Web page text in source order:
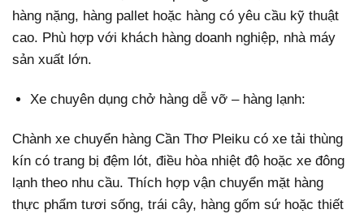
hàng nặng, hàng pallet hoặc hàng có yêu cầu kỹ thuật
cao. Phù hợp với khách hàng doanh nghiệp, nhà máy
sản xuất lớn.
Xe chuyên dụng chở hàng dễ vỡ – hàng lạnh:
Chành xe chuyển hàng Cần Thơ Pleiku có xe tải thùng
kín có trang bị đệm lót, điều hòa nhiệt độ hoặc xe đông
lạnh theo nhu cầu. Thích hợp vận chuyển mặt hàng
thực phẩm tươi sống, trái cây, hàng gốm sứ hoặc thiết